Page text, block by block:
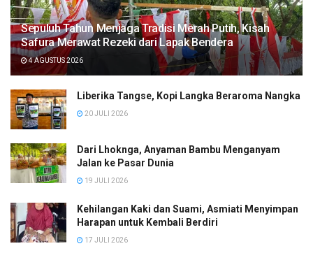
Sepuluh Tahun Menjaga Tradisi Merah Putih, Kisah
Safura Merawat Rezeki dari Lapak Bendera
4 AGUSTUS 2026
Liberika Tangse, Kopi Langka Beraroma Nangka
20 JULI 2026
Dari Lhoknga, Anyaman Bambu Menganyam
Jalan ke Pasar Dunia
19 JULI 2026
Kehilangan Kaki dan Suami, Asmiati Menyimpan
Harapan untuk Kembali Berdiri
17 JULI 2026